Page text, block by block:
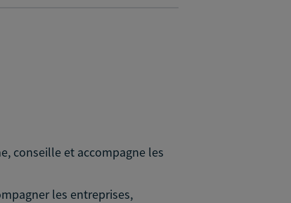
conseille et accompagne les
les entreprises,